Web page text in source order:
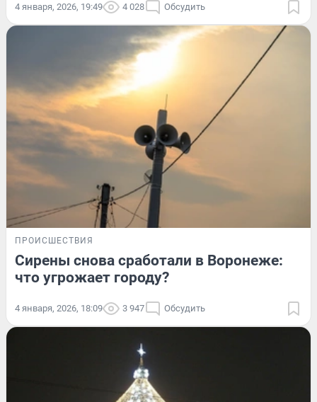
4 января, 2026, 19:49 4 028 Обсудить
ПРОИСШЕСТВИЯ
Сирены снова сработали в Воронеже:
что угрожает городу?
4 января, 2026, 18:09 3 947 Обсудить